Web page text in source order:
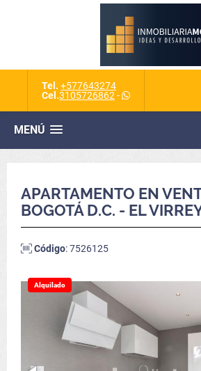
Tel. +577643274
Cel.3105726862 -
MENÚ
APARTAMENTO EN
BOGOTÁ D.C. - EL
Código: 7526125
Alquilado